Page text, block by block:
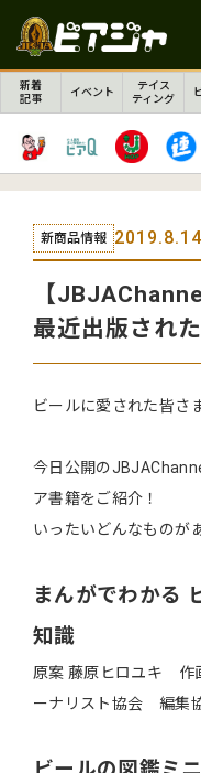
新着
記事
イベント
テイス
ティング
新商品情報 2019.8.14
【
最近出版され
ビールに愛された皆さ
今日公開の
ア書籍をご紹介！
いったいどんなものが
まんがでわかる
知識
原案 藤原ヒロユキ 作
ーナリスト協会 編集